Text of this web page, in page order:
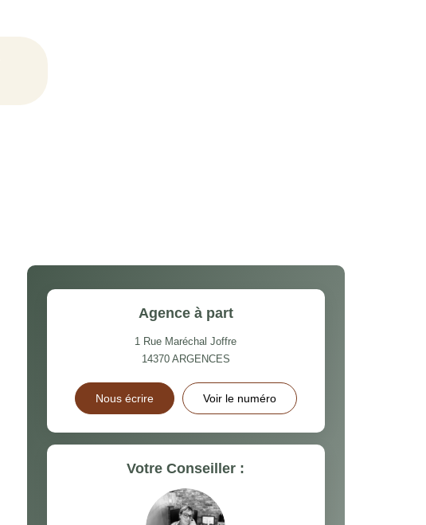
Agence à part
1 Rue Maréchal Joffre
14370 ARGENCES
Nous écrire Voir le numéro
Votre Conseiller :